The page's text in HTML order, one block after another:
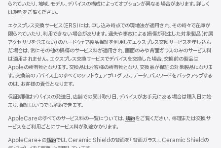
られていたり、地域、モデル、デバイスの構成によってオプションが異なる場合があります。詳しく
は規約（新
ウ
イ
ン
ド
ウ
で
開
き
ま
す）
をご覧ください。
エクスプレス交換サービス（ERS）には、申し込み時点での現地法が適用され、その時々で在庫が
限られていたり、利用できない場合があります。過失や事故による損傷が発生した対象製品（付属
アクセサリを含まない）のハードウェア製品保証を利用してエクスプレス交換サービスを申し込ん
だ場合は、常にその他の損傷のサービス料が適用され、画面のみや背面ガラスのみのサービス料
は適用されません。エクスプレス交換サービスでデバイスを交換した場合、交換前の製品は
Appleの所有物となります。交換品はお客様の所有物となり、交換品が保証の対象製品になりま
す。交換前のデバイス上のすべてのソフトウェアプログラム、データ、パスワードをバックアップする
のは、お客様の責任となります。
保証期間はデバイスの発送日、店舗での受け取り日、デバイスがお手元にある場合は購入日に始
まり、保証はいつでも解約できます。
AppleCareのすべてのサービス料の一覧については、規約（新
イ
をご覧ください。修理または交換サ
ービスをご利用ごとにサービス料が別途かかります。
AppleCare+の規約（新
では、Ceramic Shieldの背面を「背面ガラス」、Ceramic Shieldの